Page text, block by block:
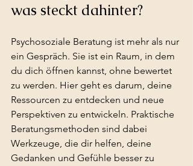
was steckt dahinter?
Psychosoziale Beratung ist mehr als nur
ein Gespräch. Sie ist ein Raum, in dem
du dich öffnen kannst, ohne bewertet
zu werden. Hier geht es darum, deine
Ressourcen zu entdecken und neue
Perspektiven zu entwickeln. Praktische
Beratungsmethoden sind dabei
Werkzeuge, die dir helfen, deine
Gedanken und Gefühle besser zu